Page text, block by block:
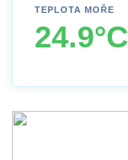
TEPLOTA MOŘE
24.9°C